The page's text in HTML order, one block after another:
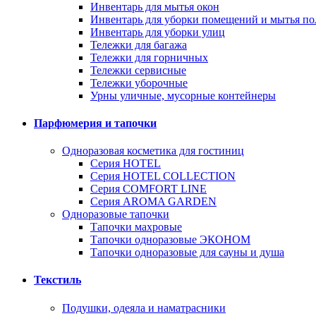
Инвентарь для мытья окон
Инвентарь для уборки помещений и мытья
Инвентарь для уборки улиц
Тележки для багажа
Тележки для горничных
Тележки сервисные
Тележки уборочные
Урны уличные, мусорные контейнеры
Парфюмерия и тапочки
Одноразовая косметика для гостиниц
Серия HOTEL
Серия HOTEL COLLECTION
Серия СOMFORT LINE
Серия AROMA GARDEN
Одноразовые тапочки
Тапочки махровые
Тапочки одноразовые ЭКОНОМ
Тапочки одноразовые для сауны и душа
Текстиль
Подушки, одеяла и наматрасники